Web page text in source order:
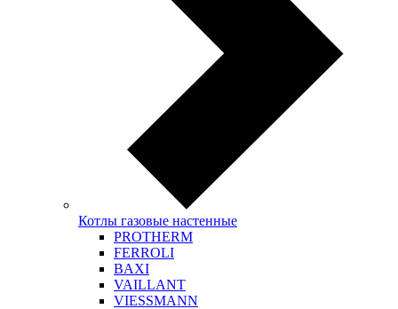
Котлы газовые настенные
PROTHERM
FERROLI
BAXI
VAILLANT
VIESSMANN